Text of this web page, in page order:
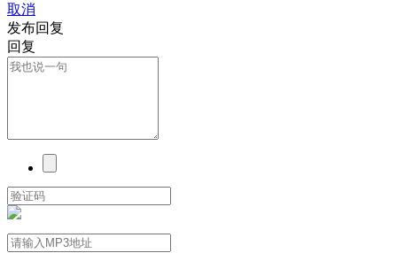
取消
发布回复
回复